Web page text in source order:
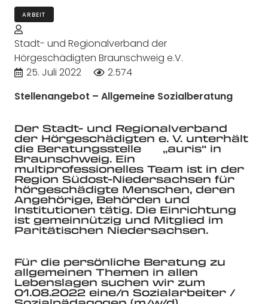
ARBEIT
Stadt- und Regionalverband der
Hörgeschädigten Braunschweig e.V.
25. Juli 2022
2.574
Stellenangebot – Allgemeine Sozialberatung
Der Stadt- und Regionalverband
der Hörgeschädigten e. V. unterhält
die Beratungsstelle „auris“ in
Braunschweig. Ein
multiprofessionelles Team ist in der
Region Südost-Niedersachsen für
hörgeschädigte Menschen, deren
Angehörige, Behörden und
Institutionen tätig. Die Einrichtung
ist gemeinnützig und Mitglied im
Paritätischen Niedersachsen.
Für die persönliche Beratung zu
allgemeinen Themen in allen
Lebenslagen suchen wir zum
01.08.2022 eine/n Sozialarbeiter /